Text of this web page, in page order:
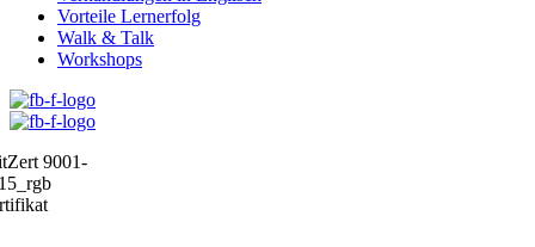
Vorteile Lernerfolg
Walk & Talk
Workshops